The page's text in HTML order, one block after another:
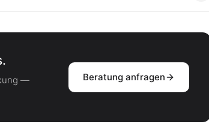
—
Beratung anfragen